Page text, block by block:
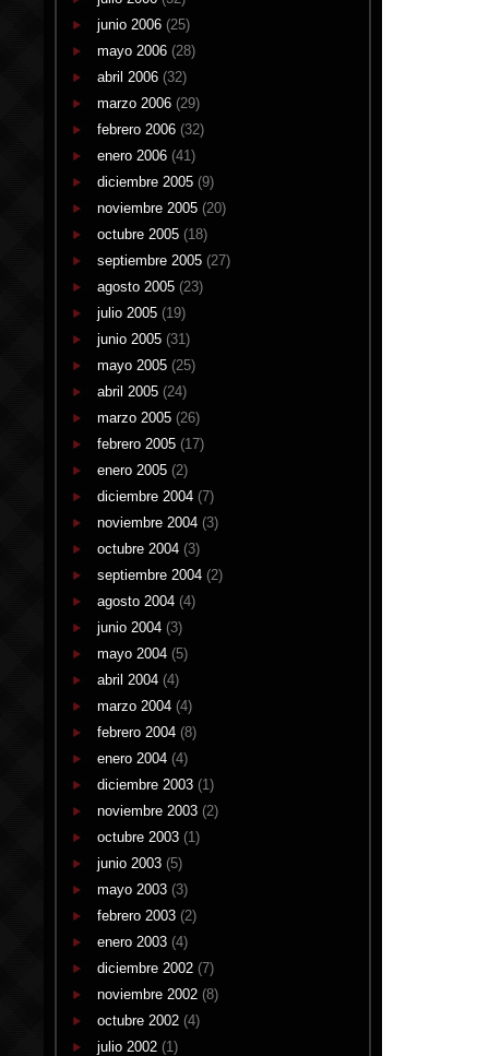
junio 2006 (25)
mayo 2006 (28)
abril 2006 (32)
marzo 2006 (29)
febrero 2006 (32)
enero 2006 (41)
diciembre 2005 (9)
noviembre 2005 (20)
octubre 2005 (18)
septiembre 2005 (27)
agosto 2005 (23)
julio 2005 (19)
junio 2005 (31)
mayo 2005 (25)
abril 2005 (24)
marzo 2005 (26)
febrero 2005 (17)
enero 2005 (2)
diciembre 2004 (7)
noviembre 2004 (3)
octubre 2004 (3)
septiembre 2004 (2)
agosto 2004 (4)
junio 2004 (3)
mayo 2004 (5)
abril 2004 (4)
marzo 2004 (4)
febrero 2004 (8)
enero 2004 (4)
diciembre 2003 (1)
noviembre 2003 (2)
octubre 2003 (1)
junio 2003 (5)
mayo 2003 (3)
febrero 2003 (2)
enero 2003 (4)
diciembre 2002 (7)
noviembre 2002 (8)
octubre 2002 (4)
julio 2002 (1)